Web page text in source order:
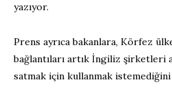
yazıyor.
Prens ayrıca bakanlara, Körfez
bağlantıları artık İngiliz şirketleri
satmak için kullanmak